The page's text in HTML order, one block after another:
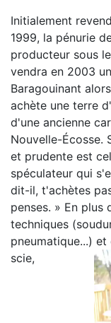
Initialement
1999, la pénurie
producteur sous
vendra en 2003
Baragouinant
achète une terre
d'une ancienne
Nouvelle-Écosse.
et prudente est
spéculateur qui
dit-il, t'achètes
penses. » En plus
techniques
pneumatique...)
scie,